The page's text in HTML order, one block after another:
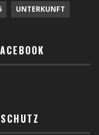
UNTERKUNFT